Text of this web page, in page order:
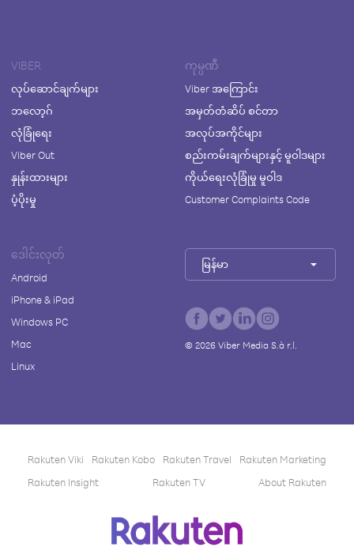
VIBER
လုပ်ဆောင်ချက်များ
ဘလော့ဂ်
လုံခြုံရေး
Viber Out
နှုန်းထားများ
ပံ့ပိုးမှု
ကုမ္ပဏီ
Viber အကြောင်း
အမှတ်တံဆိပ် စင်တာ
အလုပ်အကိုင်များ
စည်းကမ်းချက်များနှင့် မူဝါဒများ
ကိုယ်ရေးလုံခြုံမှု မူဝါဒ
Customer Complaints Code
ဒေါင်းလုတ်
Android
iPhone & iPad
Windows PC
Mac
Linux
မြန်မာ
© 2026Viber Media S.à r.l.
Rakuten Viki Rakuten Kobo Rakuten Travel
Rakuten Marketing
Rakuten Insight
Rakuten TV About Rakuten